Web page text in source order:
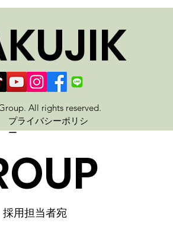
All rights reserved.
プライバシーポリシ
ー
用担当者宛